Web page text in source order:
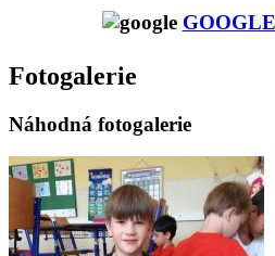
Fotogalerie
Náhodná fotogalerie